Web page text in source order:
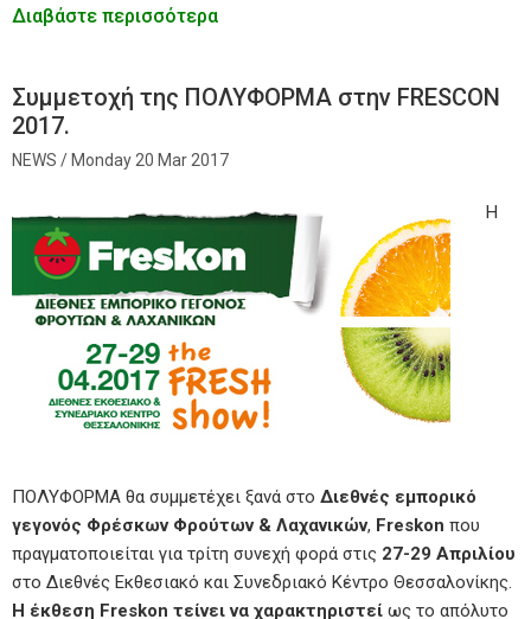
Διαβάστε περισσότερα
Συμμετοχή της ΠΟΛΥΦΟΡΜΑ στην FRESCON
2017.
Monday 20 Mar 2017
Η
ΠΟΛΥΦΟΡΜΑ θα συμμετέχει ξανά στο Διεθνές εμπορικό
γεγονός Φρέσκων Φρούτων & Λαχανικών, Freskon που
πραγματοποιείται για τρίτη συνεχή φορά στις 27-29 Απριλίου
στο Διεθνές Εκθεσιακό και Συνεδριακό Κέντρο Θεσσαλονίκης.
Η έκθεση Freskon τείνει να χαρακτηριστεί ως το απόλυτο